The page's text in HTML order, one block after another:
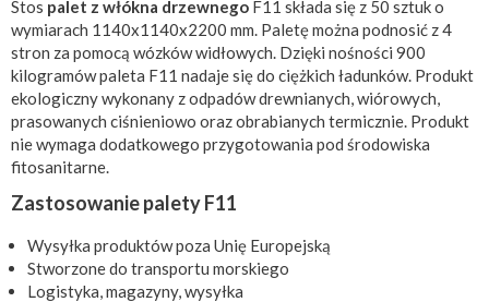
Stos palet z włókna drzewnego F11 składa się z 50 sztuk o
wymiarach 1140x1140x2200 mm. Paletę można podnosić z 4
stron za pomocą wózków widłowych. Dzięki nośności 900
kilogramów paleta F11 nadaje się do ciężkich ładunków. Produkt
ekologiczny wykonany z odpadów drewnianych, wiórowych,
prasowanych ciśnieniowo oraz obrabianych termicznie. Produkt
nie wymaga dodatkowego przygotowania pod środowiska
fitosanitarne.
Zastosowanie palety F11
Wysyłka produktów poza Unię Europejską
Stworzone do transportu morskiego
Logistyka, magazyny, wysyłka